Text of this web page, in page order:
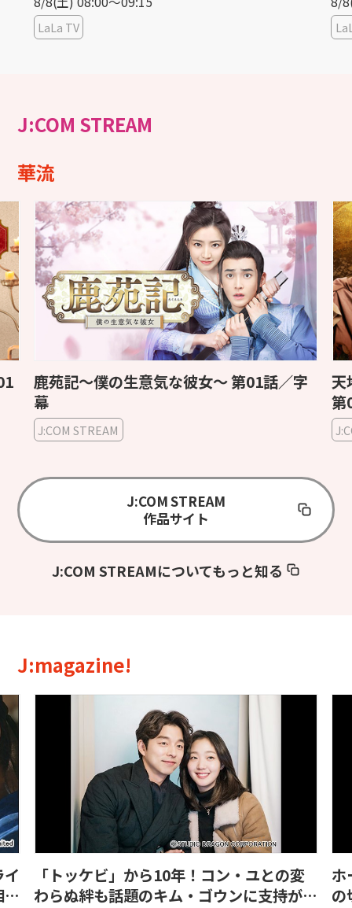
LaLa TV
J:COM STREAM
華流
／字
天地に問う〜Under the Microscope〜
J:COM STREAM
J:COM STREAM
作品サイト
J:COM STREAMについてもっと知る
J:magazine!
「トッケビ」から10年！コン・ユとの変
わらぬ絆も話題のキム・ゴウンに支持が集
ホ
の